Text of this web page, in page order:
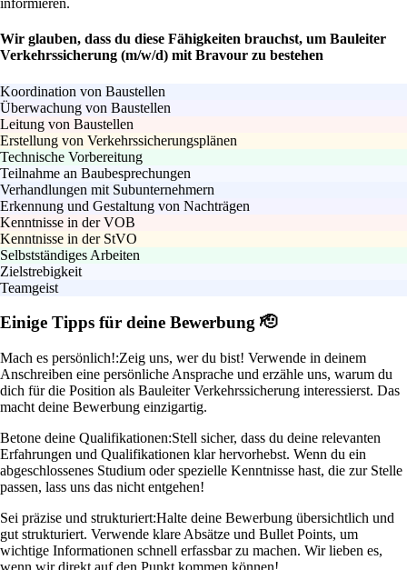
informieren.
Wir glauben, dass du diese Fähigkeiten brauchst, um Bauleiter
Verkehrssicherung (m/w/d) mit Bravour zu bestehen
Koordination von Baustellen
Überwachung von Baustellen
Leitung von Baustellen
Erstellung von Verkehrssicherungsplänen
Technische Vorbereitung
Teilnahme an Baubesprechungen
Verhandlungen mit Subunternehmern
Erkennung und Gestaltung von Nachträgen
Kenntnisse in der VOB
Kenntnisse in der StVO
Selbstständiges Arbeiten
Zielstrebigkeit
Teamgeist
Einige Tipps für deine Bewerbung 🫡
Mach es persönlich!:Zeig uns, wer du bist! Verwende in deinem
Anschreiben eine persönliche Ansprache und erzähle uns, warum du
dich für die Position als Bauleiter Verkehrssicherung interessierst. Das
macht deine Bewerbung einzigartig.
Betone deine Qualifikationen:Stell sicher, dass du deine relevanten
Erfahrungen und Qualifikationen klar hervorhebst. Wenn du ein
abgeschlossenes Studium oder spezielle Kenntnisse hast, die zur Stelle
passen, lass uns das nicht entgehen!
Sei präzise und strukturiert:Halte deine Bewerbung übersichtlich und
gut strukturiert. Verwende klare Absätze und Bullet Points, um
wichtige Informationen schnell erfassbar zu machen. Wir lieben es,